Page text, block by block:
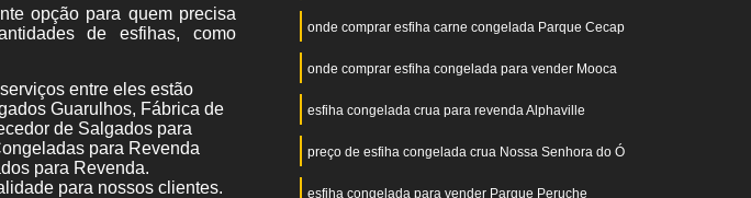
opção para quem precisa
de esfihas, como
entre eles estão
Guarulhos, Fábrica de
de Salgados para
para Revenda
para Revenda.
para nossos clientes.
onde comprar esfiha carne congelada Parque Cecap
onde comprar esfiha congelada para vender Mooca
esfiha congelada crua para revenda Alphaville
preço de esfiha congelada crua Nossa Senhora do Ó
esfiha congelada para vender Parque Peruche